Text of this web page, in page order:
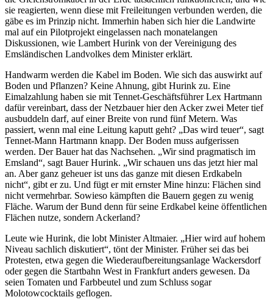
sie reagierten, wenn diese mit Freileitungen verbunden werden, die
gäbe es im Prinzip nicht. Immerhin haben sich hier die Landwirte
mal auf ein Pilotprojekt eingelassen nach monatelangen
Diskussionen, wie Lambert Hurink von der Vereinigung des
Emsländischen Landvolkes dem Minister erklärt.
Handwarm werden die Kabel im Boden. Wie sich das auswirkt auf
Boden und Pflanzen? Keine Ahnung, gibt Hurink zu. Eine
Eimalzahlung haben sie mit Tennet-Geschäftsführer Lex Hartmann
dafür vereinbart, dass der Netzbauer hier den Acker zwei Meter tief
ausbuddeln darf, auf einer Breite von rund fünf Metern. Was
passiert, wenn mal eine Leitung kaputt geht? „Das wird teuer“, sagt
Tennet-Mann Hartmann knapp. Der Boden muss aufgerissen
werden. Der Bauer hat das Nachsehen. „Wir sind pragmatisch im
Emsland“, sagt Bauer Hurink. „Wir schauen uns das jetzt hier mal
an. Aber ganz geheuer ist uns das ganze mit diesen Erdkabeln
nicht“, gibt er zu. Und fügt er mit ernster Mine hinzu: Flächen sind
nicht vermehrbar. Sowieso kämpften die Bauern gegen zu wenig
Fläche. Warum der Bund denn für seine Erdkabel keine öffentlichen
Flächen nutze, sondern Ackerland?
Leute wie Hurink, die lobt Minister Altmaier. „Hier wird auf hohem
Niveau sachlich diskutiert“, tönt der Minister. Früher sei das bei
Protesten, etwa gegen die Wiederaufbereitungsanlage Wackersdorf
oder gegen die Startbahn West in Frankfurt anders gewesen. Da
seien Tomaten und Farbbeutel und zum Schluss sogar
Molotowcocktails geflogen.